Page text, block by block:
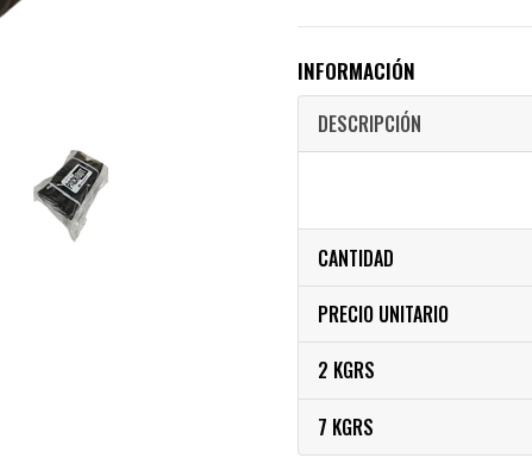
INFORMACIÓN
DESCRIPCIÓN
CANTIDAD
PRECIO UNITARIO
2 KGRS
7 KGRS